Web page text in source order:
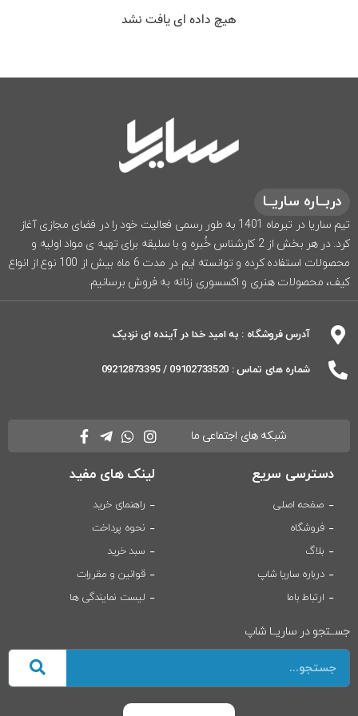
هیچ داده ای یافت نشد
دربــاره ساریــا
تیم ساریا در تیرماه 1401 به طور رسمی فعالیت خود را در فضای مجازی آغاز
کرد. در هر بخش از 2 کارشناس خُبره و با سلیقه برای تهیه ی مواد اولیه و
محصولات استفاده کرده و توانسته ایم در مدت 6 ماه بیش از 100 نوع از انواع
کیف، محصولات هنری و اکسسوری زنانه به فروش برسانیم.
آدرس فروشگاه : به امید خدا در آینده ای نزدیک
شماره های تماس : 09102733520 / 09212873395
شبکه های اجتماعی ما
دسترسی سریع
صفحه اصلی
فروشگاه
بلاگ
درباره ساریا شاپ
ارتباط باما
لینک های مفید
راهنمای خرید
نحوه پرداخت
سبد خرید
قوانین و مقررات
لیست نمایندگی ها
جســتجو در ساریــا شاپ